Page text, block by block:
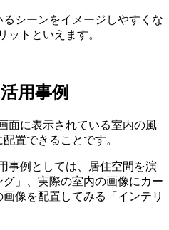
シーンをイメージしやすくな
ットといえます。
用事例
面に表示されている室内の風
置できることです。
事例としては、居住空間を演
」、実際の室内の画像にカー
像を配置してみる「インテリ